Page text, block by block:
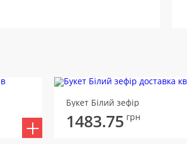
Букет Білий зефір
1483.75 грн